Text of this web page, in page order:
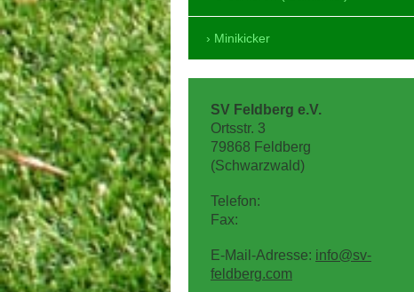
Minikicker
SV Feldberg e.V.
Ortsstr. 3
79868 Feldberg
(Schwarzwald)
Telefon:
Fax:
E-Mail-Adresse: info@sv-
feldberg.com